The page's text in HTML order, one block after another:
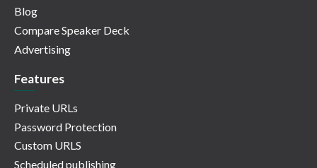
Blog
Compare Speaker Deck
Advertising
Features
Private URLs
Password Protection
Custom URLS
Scheduled publishing